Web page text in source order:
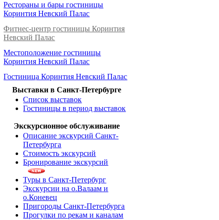
Рестораны и бары гостиницы
Коринтия Невский Палас
Фитнес-центр гостиницы Коринтия
Невский Палас
Местоположение гостиницы
Коринтия Невский Палас
Гостиница Коринтия Невский Палас
Выставки в Санкт-Петербурге
Список выставок
Гостиницы в период выставок
Экскурсионное обслуживание
Описание экскурсий Санкт-
Петербурга
Стоимость экскурсий
Бронирование экскурсий
Туры в Санкт-Петербург
Экскурсии на о.Валаам и
о.Коневец
Пригороды Санкт-Петербурга
Прогулки по рекам и каналам